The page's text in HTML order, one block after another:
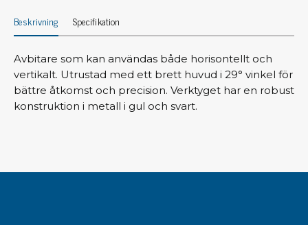
Beskrivning Specifikation
Avbitare som kan användas både horisontellt och
vertikalt. Utrustad med ett brett huvud i 29° vinkel för
bättre åtkomst och precision. Verktyget har en robust
konstruktion i metall i gul och svart.